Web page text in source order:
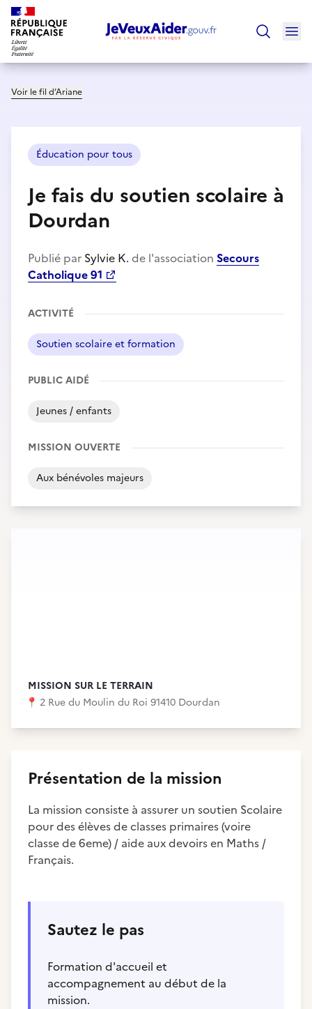
Voir le fil d’Ariane
Éducation pour tous
Je fais du soutien scolaire à
Dourdan
Publié par Sylvie K. de l'association Secours
Catholique 91
ACTIVITÉ
Soutien scolaire et formation
PUBLIC AIDÉ
Jeunes / enfants
MISSION OUVERTE
Aux bénévoles majeurs
MISSION SUR LE TERRAIN
📍 2 Rue du Moulin du Roi 91410 Dourdan
Présentation de la mission
La mission consiste à assurer un soutien Scolaire
pour des élèves de classes primaires (voire
classe de 6eme) / aide aux devoirs en Maths /
Français.
Sautez le pas
Formation d'accueil et
accompagnement au début de la
mission.